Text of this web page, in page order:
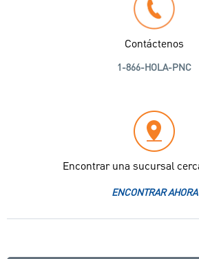
Contáctenos
1-866-HOLA-PNC
Encontrar una sucursal
ENCONTRAR AHORA